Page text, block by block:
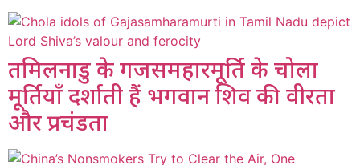
तमिलनाडु के गजसमहारमूर्ति के चोला
मूर्तियाँ दर्शाती हैं भगवान शिव की वीरता
और प्रचंडता